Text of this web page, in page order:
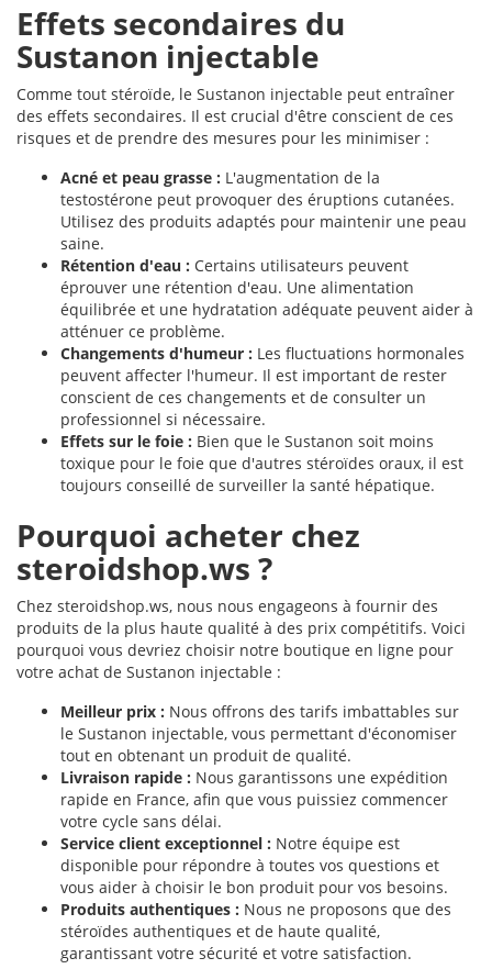
Effets secondaires du
Sustanon injectable
Comme tout stéroïde, le Sustanon injectable peut entraîner
des effets secondaires. Il est crucial d'être conscient de ces
risques et de prendre des mesures pour les minimiser :
Acné et peau grasse : L'augmentation de la
testostérone peut provoquer des éruptions cutanées.
Utilisez des produits adaptés pour maintenir une peau
saine.
Rétention d'eau : Certains utilisateurs peuvent
éprouver une rétention d'eau. Une alimentation
équilibrée et une hydratation adéquate peuvent aider à
atténuer ce problème.
Changements d'humeur : Les fluctuations hormonales
peuvent affecter l'humeur. Il est important de rester
conscient de ces changements et de consulter un
professionnel si nécessaire.
Effets sur le foie : Bien que le Sustanon soit moins
toxique pour le foie que d'autres stéroïdes oraux, il est
toujours conseillé de surveiller la santé hépatique.
Pourquoi acheter chez
steroidshop.ws ?
Chez steroidshop.ws, nous nous engageons à fournir des
produits de la plus haute qualité à des prix compétitifs. Voici
pourquoi vous devriez choisir notre boutique en ligne pour
votre achat de Sustanon injectable :
Meilleur prix : Nous offrons des tarifs imbattables sur
le Sustanon injectable, vous permettant d'économiser
tout en obtenant un produit de qualité.
Livraison rapide : Nous garantissons une expédition
rapide en France, afin que vous puissiez commencer
votre cycle sans délai.
Service client exceptionnel : Notre équipe est
disponible pour répondre à toutes vos questions et
vous aider à choisir le bon produit pour vos besoins.
Produits authentiques : Nous ne proposons que des
stéroïdes authentiques et de haute qualité,
garantissant votre sécurité et votre satisfaction.